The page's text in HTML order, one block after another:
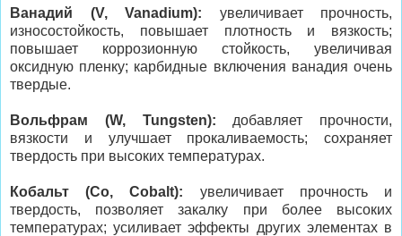
Ванадий (V, Vanadium): увеличивает прочность,
износостойкость, повышает плотность и вязкость;
повышает коррозионную стойкость, увеличивая
оксидную пленку; карбидные включения ванадия очень
твердые.
Вольфрам (W, Tungsten): добавляет прочности,
вязкости и улучшает прокаливаемость; сохраняет
твердость при высоких температурах.
Кобальт (Co, Cobalt): увеличивает прочность и
твердость, позволяет закалку при более высоких
температурах; усиливает эффекты других элементах в